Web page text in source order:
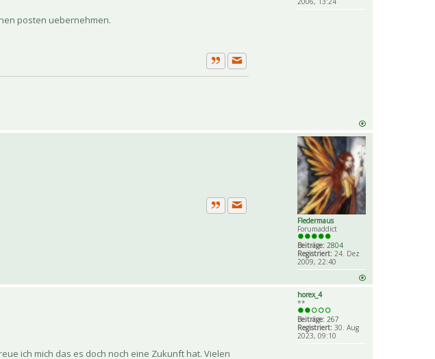
posten uebernehmen.
ZitatPrivate Nachricht senden
Fledermaus
Forumaddict
Beiträge: 2804
Registriert: 24. Dez
2009, 22:40
ZitatPrivate Nachricht senden
horex_4
**
Beiträge: 267
Registriert: 30. Aug
2023, 09:10
ich mich das es doch noch eine Zukunft hat. Vielen